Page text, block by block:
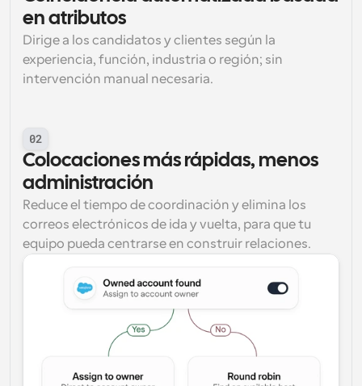
en atributos
Dirige a los candidatos y clientes según la
experiencia, función, industria o región; sin
intervención manual necesaria.
02
Colocaciones más rápidas, menos
administración
Reduce el tiempo de coordinación y elimina los
correos electrónicos de ida y vuelta, para que tu
equipo pueda centrarse en construir relaciones.